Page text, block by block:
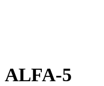
ALFA-5